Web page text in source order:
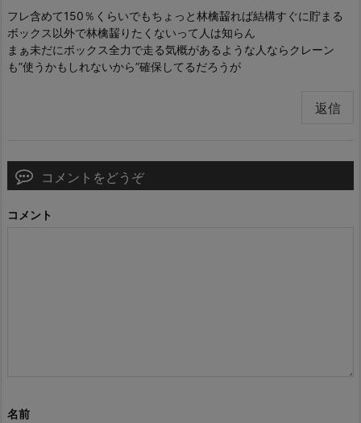
フレ含めて150％くらいでもちょっと林檎齧れば結構すぐに貯まる
ボックス以外で林檎齧りたくないって人は知らん
まぁ未だにボックス全力で走る気概があるような人ならクレーン
も”使うかもしれないから”確保してるだろうが
返信
コメントをどうぞ
コメント
名前